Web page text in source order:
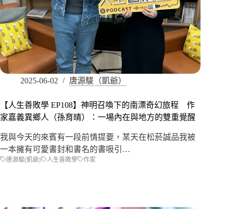
2025-06-02 唐源駿（凱爺）
【人生善敗學 EP108】神明召喚下的南漂奇幻旅程 作
家嘉義異鄉人（孫育晴）：一場內在與地方的雙重覺醒
我與今天的來賓有一段前情提要，某天在松菸誠品我被
一本擁有可愛書封和書名的書吸引…
唐源駿(凱爺) 人生善敗學 作家